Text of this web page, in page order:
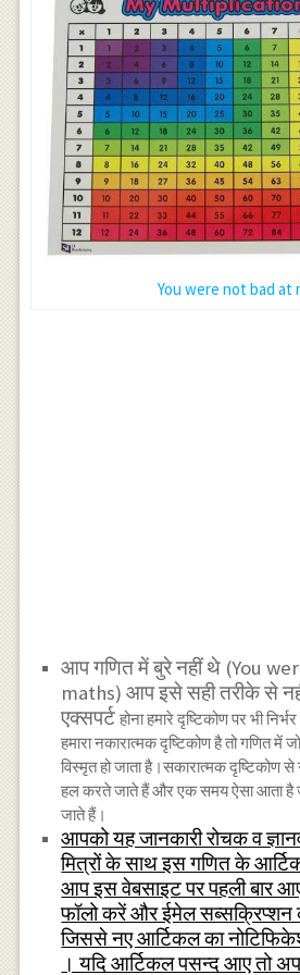
You were not bad at
आप गणित में बुरे नहीं थे (You
maths) आप इसे सही तरीके से
एक्सपर्टहोना हमारे दृष्टिकोण पर भी
हमारा नकारात्मक दृष्टिकोण है तो गणित में
विस्मृत हो जाता है।सकारात्मक दृष्टिकोण
हल करते जाते हैं और एक समय ऐसा आता है
जाते हैं।
आपको यह जानकारी रोचक व
मित्रों के साथ इस गणित के
आप इस वेबसाइट पर पहली बार
फॉलो करें और ईमेल सब्सक्रिप्शन
जिससे नए आर्टिकल का
। यदि आर्टिकल पसन्द आए तो